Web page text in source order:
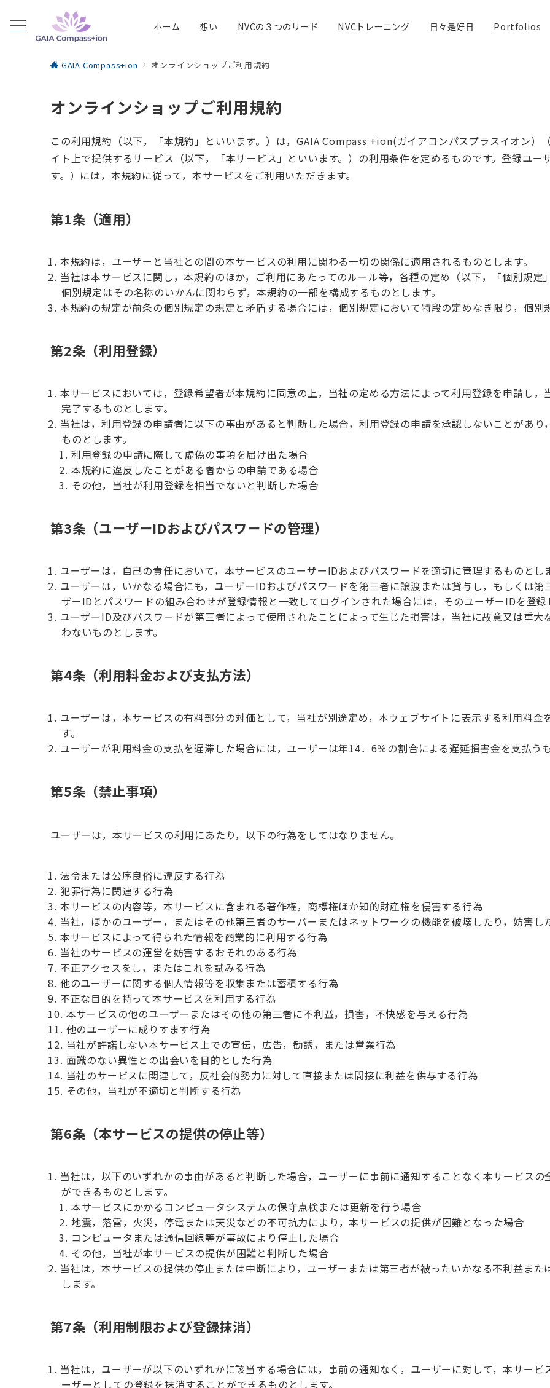
ホーム 想い NVCの３つのリード NVCトレーニング 日々是好日 Portfolios
GAIA Compass+ion オンラインショップご利用規約
オンラインショップご利用規約
この利用規約（以下，「本規約」といいます。）は，GAIA Compass +ion(ガイアコンパスプラスイオン）
イト上で提供するサービス（以下，「本サービス」といいます。）の利用条件を定めるものです。登録ユ
す。）には，本規約に従って，本サービスをご利用いただきます。
第1条（適用）
本規約は，ユーザーと当社との間の本サービスの利用に関わる一切の関係に適用されるものとします。
当社は本サービスに関し，本規約のほか，ご利用にあたってのルール等，各種の定め（以下，「個別規定
個別規定はその名称のいかんに関わらず，本規約の一部を構成するものとします。
本規約の規定が前条の個別規定の規定と矛盾する場合には，個別規定において特段の定めなき限り，個別
第2条（利用登録）
本サービスにおいては，登録希望者が本規約に同意の上，当社の定める方法によって利用登録を申請し
完了するものとします。
当社は，利用登録の申請者に以下の事由があると判断した場合，利用登録の申請を承認しないことがあ
ものとします。
利用登録の申請に際して虚偽の事項を届け出た場合
本規約に違反したことがある者からの申請である場合
その他，当社が利用登録を相当でないと判断した場合
第3条（ユーザーIDおよびパスワードの管理）
ユーザーは，自己の責任において，本サービスのユーザーIDおよびパスワードを適切に管理するものとし
ユーザーは，いかなる場合にも，ユーザーIDおよびパスワードを第三者に譲渡または貸与し，もしくは
ザーIDとパスワードの組み合わせが登録情報と一致してログインされた場合には，そのユーザーIDを登録
ユーザーID及びパスワードが第三者によって使用されたことによって生じた損害は，当社に故意又は重
わないものとします。
第4条（利用料金および支払方法）
ユーザーは，本サービスの有料部分の対価として，当社が別途定め，本ウェブサイトに表示する利用料
す。
ユーザーが利用料金の支払を遅滞した場合には，ユーザーは年14．6％の割合による遅延損害金を支払うも
第5条（禁止事項）
ユーザーは，本サービスの利用にあたり，以下の行為をしてはなりません。
法令または公序良俗に違反する行為
犯罪行為に関連する行為
本サービスの内容等，本サービスに含まれる著作権，商標権ほか知的財産権を侵害する行為
当社，ほかのユーザー，またはその他第三者のサーバーまたはネットワークの機能を破壊したり，妨害し
本サービスによって得られた情報を商業的に利用する行為
当社のサービスの運営を妨害するおそれのある行為
不正アクセスをし，またはこれを試みる行為
他のユーザーに関する個人情報等を収集または蓄積する行為
不正な目的を持って本サービスを利用する行為
本サービスの他のユーザーまたはその他の第三者に不利益，損害，不快感を与える行為
他のユーザーに成りすます行為
当社が許諾しない本サービス上での宣伝，広告，勧誘，または営業行為
面識のない異性との出会いを目的とした行為
当社のサービスに関連して，反社会的勢力に対して直接または間接に利益を供与する行為
その他，当社が不適切と判断する行為
第6条（本サービスの提供の停止等）
当社は，以下のいずれかの事由があると判断した場合，ユーザーに事前に通知することなく本サービス
ができるものとします。
本サービスにかかるコンピュータシステムの保守点検または更新を行う場合
地震，落雷，火災，停電または天災などの不可抗力により，本サービスの提供が困難となった場合
コンピュータまたは通信回線等が事故により停止した場合
その他，当社が本サービスの提供が困難と判断した場合
当社は，本サービスの提供の停止または中断により，ユーザーまたは第三者が被ったいかなる不利益また
します。
第7条（利用制限および登録抹消）
当社は，ユーザーが以下のいずれかに該当する場合には，事前の通知なく，ユーザーに対して，本サー
ーザーとしての登録を抹消することができるものとします。